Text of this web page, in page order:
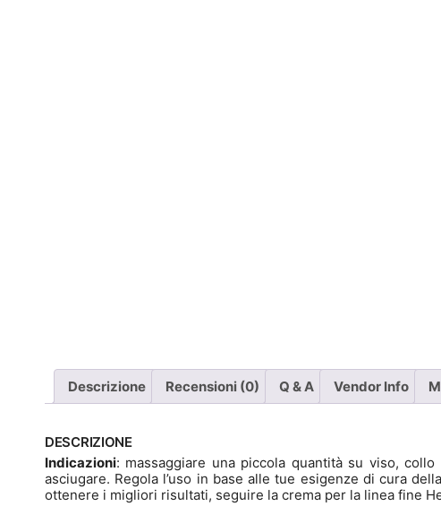
Descrizione Recensioni (0) Q & A Vendor Info
DESCRIZIONE
Indicazioni: massaggiare una piccola quantità su viso,
asciugare. Regola l’uso in base alle tue esigenze di cura
ottenere i migliori risultati, seguire la crema per la linea fine